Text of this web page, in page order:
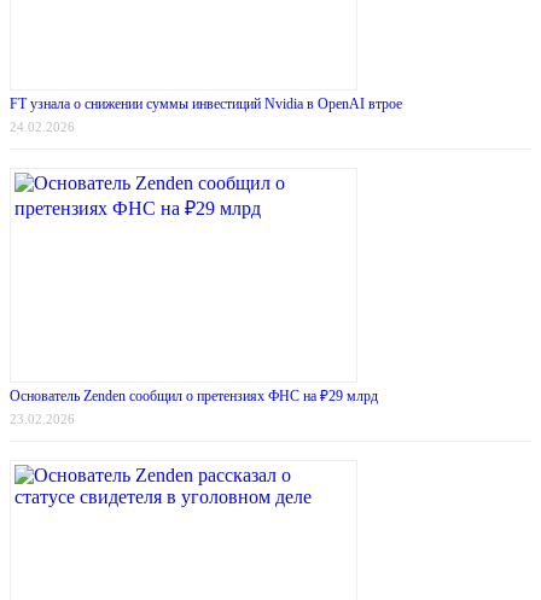
FT узнала о снижении суммы инвестиций Nvidia в OpenAI втрое
24.02.2026
Основатель Zenden сообщил о претензиях ФНС на ₽29 млрд
23.02.2026